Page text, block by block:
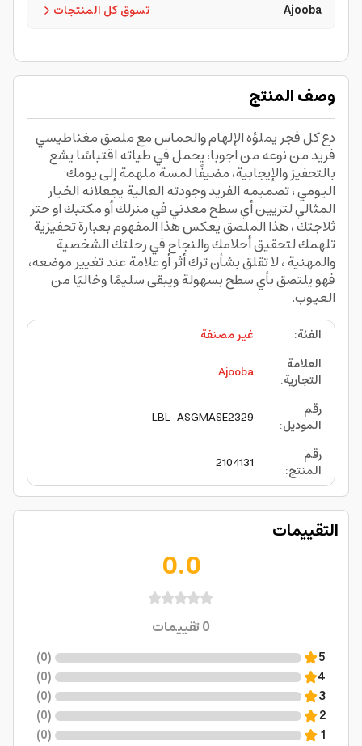
تسوق كل المنتجات Ajooba
وصف المنتج
دع كل فجر يملؤه الإلهام والحماس مع ملصق مغناطيسي
فريد من نوعه من اجوبا، يحمل في طياته اقتباسًا يشع
بالتحفيز والإيجابية، مضيفًا لمسة ملهمة إلى يومك
اليومي ، تصميمه الفريد وجودته العالية يجعلانه الخيار
المثالي لتزيين أي سطح معدني في منزلك أو مكتبك او حتر
ثلاجتك ، هذا الملصق يعكس هذا المفهوم بعبارة تحفيزية
تلهمك لتحقيق أحلامك والنجاح في رحلتك الشخصية
والمهنية ، لا تقلق بشأن ترك أثر أو علامة عند تغيير موضعه،
فهو يلتصق بأي سطح بسهولة ويبقى سليمًا وخاليًا من
العيوب.
الفئة:
غير مصنفة
العلامة
التجارية:
Ajooba
رقم
الموديل:
LBL-ASGMASE2329
رقم
المنتج:
2104131
التقييمات
0.0
0تقييمات
5
(
0
)
4
(
0
)
3
(
0
)
2
(
0
)
1
(
0
)